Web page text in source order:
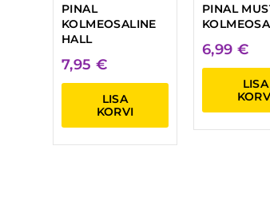
PINAL
KOLMEOSALINE
HALL
7,95 €
LISA
KORVI
PINAL
6,99 €
LISA